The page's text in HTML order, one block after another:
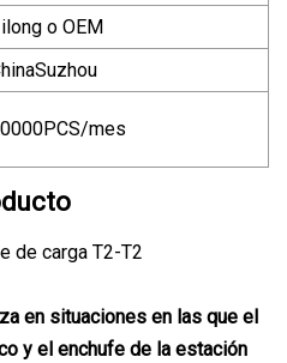
o OEM
mes
de carga T2-T2
en situaciones en las que el
y el enchufe de la estación